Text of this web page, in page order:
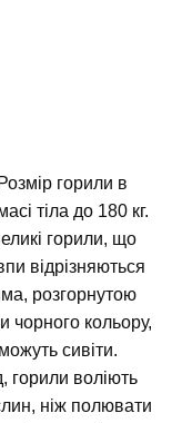
горили в
тіла до 180 кг.
горили, що
відрізняються
розгорнутою
чорного кольору,
сивіти.
горили воліють
ніж полювати